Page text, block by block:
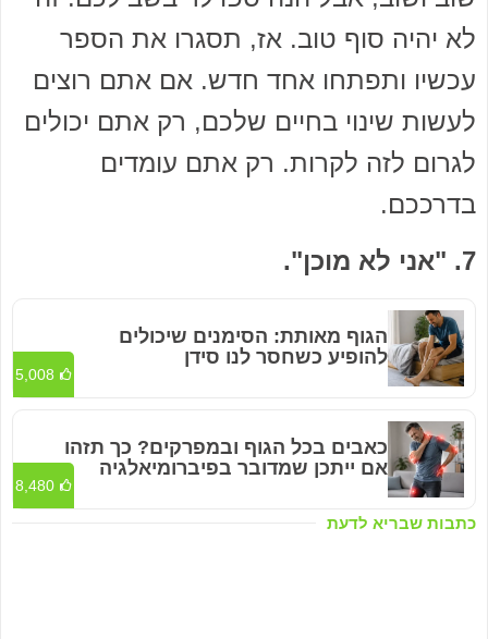
לא יהיה סוף טוב. אז, תסגרו את הספר
עכשיו ותפתחו אחד חדש. אם אתם רוצים
לעשות שינוי בחיים שלכם, רק אתם יכולים
לגרום לזה לקרות. רק אתם עומדים
בדרככם.
7. "אני לא מוכן".
כתבות שבריא לדעת
הגוף מאותת: הסימנים שיכולים
להופיע כשחסר לנו סידן
5,008
כאבים בכל הגוף ובמפרקים? כך תזהו
אם ייתכן שמדובר בפיברומיאלגיה
8,480